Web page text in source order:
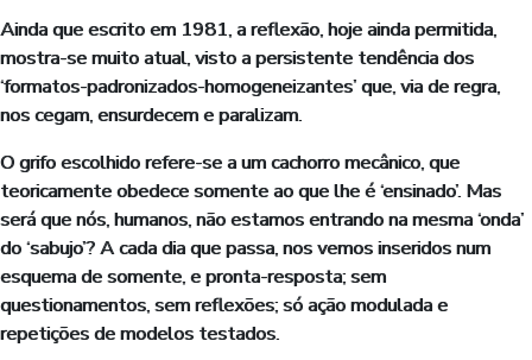
Ainda que escrito em 1981, a reflexão, hoje ainda permitida,
mostra-se muito atual, visto a persistente tendência dos
‘formatos-padronizados-homogeneizantes’ que, via de regra,
nos cegam, ensurdecem e paralizam.
O grifo escolhido refere-se a um cachorro mecânico, que
teoricamente obedece somente ao que lhe é ‘ensinado’. Mas
será que nós, humanos, não estamos entrando na mesma ‘onda’
do ‘sabujo’? A cada dia que passa, nos vemos inseridos num
esquema de somente, e pronta-resposta; sem
questionamentos, sem reflexões; só ação modulada e
repetições de modelos testados.